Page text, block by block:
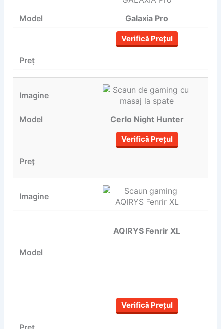
Galaxia Pro
Verifică Prețul
Cerlo Night Hunter
Verifică Prețul
AQIRYS Fenrir XL
Verifică Prețul